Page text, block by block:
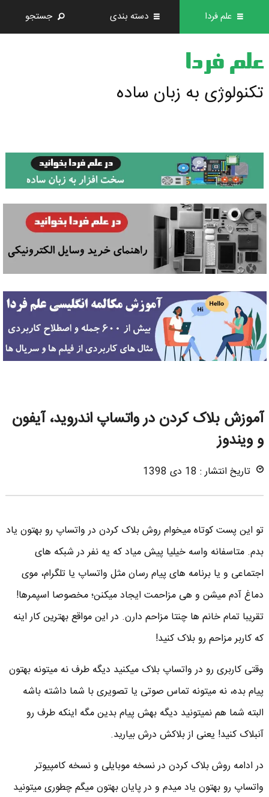
علم فردا دسته بندی جستجو
علم فردا
تکنولوژی به زبان ساده
آموزش بلاک کردن در واتساپ اندروید، آیفون
و ویندوز
تاریخ انتشار : 18 دی 1398
تو این پست کوتاه میخوام روش بلاک کردن در واتساپ رو بهتون یاد
بدم. متاسفانه واسه خیلیا پیش میاد که یه نفر در شبکه های
اجتماعی و یا برنامه های پیام رسان مثل واتساپ یا تلگرام، موی
دماغ آدم میشن و هی مزاحمت ایجاد میکنن؛ مخصوصا اسپمرها!
تقریبا تمام خانم ها چنتا مزاحم دارن. در این مواقع بهترین کار اینه
که کاربر مزاحم رو بلاک کنید!
وقتی کاربری رو در واتساپ بلاک میکنید دیگه طرف نه میتونه بهتون
پیام بده، نه میتونه تماس صوتی یا تصویری با شما داشته باشه
البته شما هم نمیتونید دیگه بهش پیام بدین مگه اینکه طرف رو
آنبلاک کنید! یعنی از بلاکش درش بیارید.
در ادامه روش بلاک کردن در نسخه موبایلی و نسخه کامپیوتر
واتساپ رو بهتون یاد میدم و در پایان بهتون میگم چطوری میتونید